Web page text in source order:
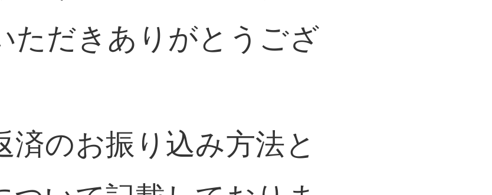
ただきありがとうござ
済のお振り込み方法と